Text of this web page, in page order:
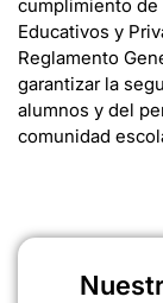
cumplimiento de
Educativos y
Reglamento
garantizar la
alumnos y del
comunidad